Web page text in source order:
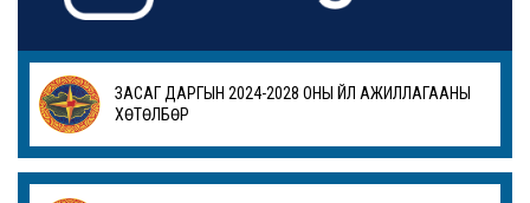
ЗАСАГ ДАРГЫН 2024-2028 ОНЫ ҮЙЛ АЖИЛЛАГААНЫ
ХӨТӨЛБӨР